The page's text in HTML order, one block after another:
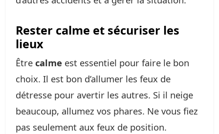
Rester calme et sécuriser les
lieux
Être calme est essentiel pour faire le bon
choix. Il est bon d’allumer les feux de
détresse pour avertir les autres. Si il neige
beaucoup, allumez vos phares. Ne vous fiez
pas seulement aux feux de position.